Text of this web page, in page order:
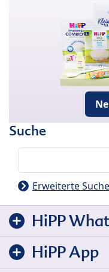
Suche
Erweiterte Suche
HiPP
HiPP App